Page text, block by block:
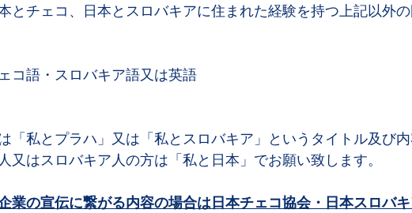
とチェコ、日本とスロバキアに住まれた経験を持つ上記以外の
コ語・スロバキア語又は英語
「私とプラハ」又は「私とスロバキア」というタイトル及び
又はスロバキア人の方は「私と日本」でお願い致します。
業の宣伝に繋がる内容の場合は日本チェコ協会・日本スロバ